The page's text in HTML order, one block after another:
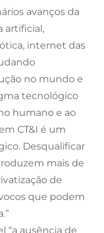
avanços da
artificial,
internet das
no mundo e
tecnológico
humano e ao
CT&I é um
Desqualificar
mais de
de
que podem
“a ausência de